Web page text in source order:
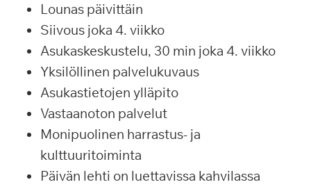
Lounas päivittäin
Siivous joka 4. viikko
Asukaskeskustelu, 30 min joka 4. viikko
Yksilöllinen palvelukuvaus
Asukastietojen ylläpito
Vastaanoton palvelut
Monipuolinen harrastus- ja
kulttuuritoiminta
Päivän lehti on luettavissa kahvilassa